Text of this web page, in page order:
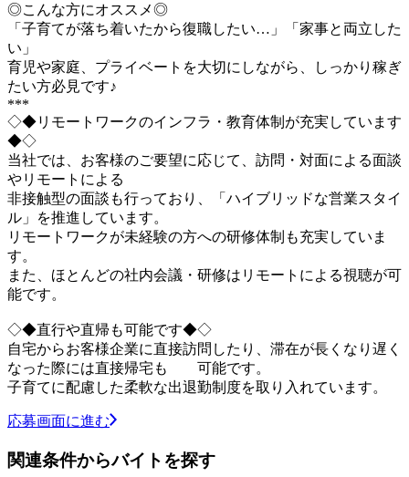
◎こんな方にオススメ◎
「子育てが落ち着いたから復職したい…」「家事と両立した
い」
育児や家庭、プライベートを大切にしながら、しっかり稼ぎ
たい方必見です♪
***
◇◆リモートワークのインフラ・教育体制が充実しています
◆◇
当社では、お客様のご要望に応じて、訪問・対面による面談
やリモートによる
非接触型の面談も行っており、「ハイブリッドな営業スタイ
ル」を推進しています。
リモートワークが未経験の方への研修体制も充実していま
す。
また、ほとんどの社内会議・研修はリモートによる視聴が可
能です。
◇◆直行や直帰も可能です◆◇
自宅からお客様企業に直接訪問したり、滞在が長くなり遅く
なった際には直接帰宅も 可能です。
子育てに配慮した柔軟な出退勤制度を取り入れています。
応募画面に進む
関連条件からバイトを探す